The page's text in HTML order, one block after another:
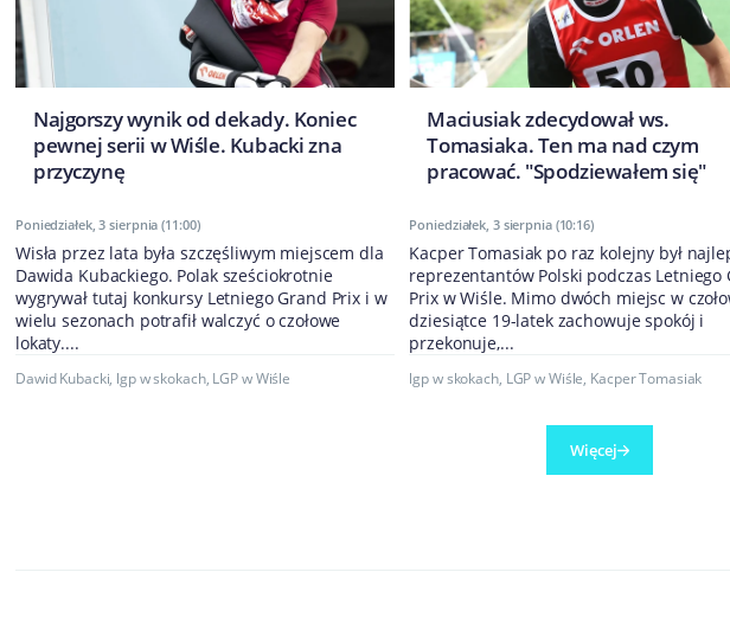
Najgorszy wynik od dekady. Koniec
pewnej serii w Wiśle. Kubacki zna
przyczynę
Poniedziałek, 3 sierpnia (11:00)
Wisła przez lata była szczęśliwym miejscem dla
Dawida Kubackiego. Polak sześciokrotnie
wygrywał tutaj konkursy Letniego Grand Prix i w
wielu sezonach potrafił walczyć o czołowe
lokaty....
Dawid Kubacki, lgp w skokach, LGP w Wiśle
Maciusiak zdecydował ws.
Tomasiaka. Ten ma nad czym
pracować. "Spodziewałem się"
Poniedziałek, 3 sierpnia (10:16)
Kacper Tomasiak po raz kolejny był
reprezentantów Polski podczas Letniego
Prix w Wiśle. Mimo dwóch miejsc w
dziesiątce 19-latek zachowuje spokój i
przekonuje,...
lgp w skokach, LGP w Wiśle, Kacper Tomasiak
Więcej